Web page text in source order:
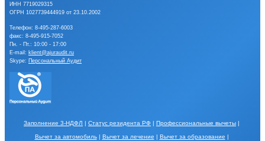
ИНН 7719029315
ОГРН 1027739444919 от 23.10.2002
Телефон: 8-495-287-6003
факс: 8-495-915-7052
Пн. - Пт.: 10:00 - 17:00
E-mail: klient@ajuraudit.ru
Skype: Персональный Аудит
Заполнение 3-НДФЛ | Статус резидента РФ | Профессиональные вычеты |
Вычет за автомобиль| Вычет за лечение | Вычет за образование |